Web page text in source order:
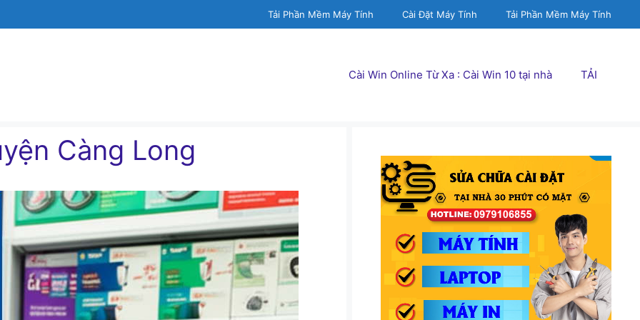
Tải Phần Mềm Máy Tính Cài Đặt Máy Tính Tải Phần Mềm Máy Tính
Cài Win Online Từ Xa : Cài Win 10 tại nhà TẢI
Càng Long